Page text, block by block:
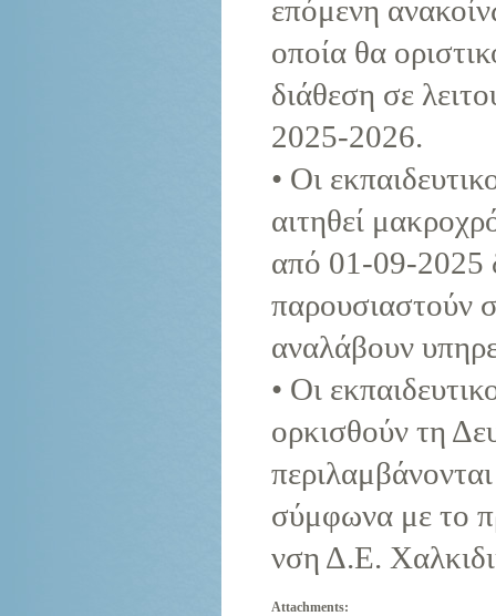
επόμενη
οποία θα
διάθεση σε
2025-2026.
• Οι
αιτηθεί
από 01-09-2025
παρουσιαστούν
αναλάβουν
• Οι
ορκισθούν τη
σύμφωνα με το
νση Δ.Ε.
Attachments: